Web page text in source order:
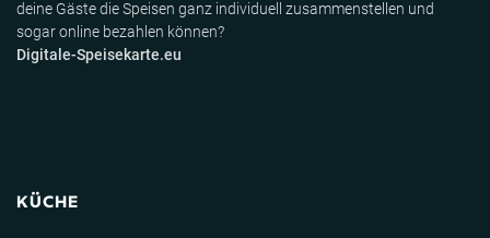
deine Gäste die Speisen ganz individuell zusammenstellen und
sogar online bezahlen können?
Digitale-Speisekarte.eu
KÜCHE